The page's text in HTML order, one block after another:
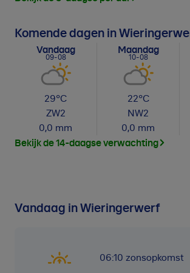
Komende dagen in
Vandaag
09-08
29°C
ZW2
0,0 mm
Maandag
10-08
22°C
NW2
0,0 mm
Bekijk de 14-daagse verwachting
Vandaag in Wieringerwerf
06:10 zonsopkomst